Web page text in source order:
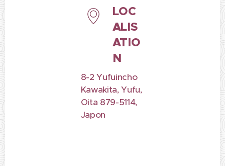
LOC
ALIS
ATIO
N
8-2 Yufuincho
Kawakita, Yufu,
Oita 879-5114,
Japon